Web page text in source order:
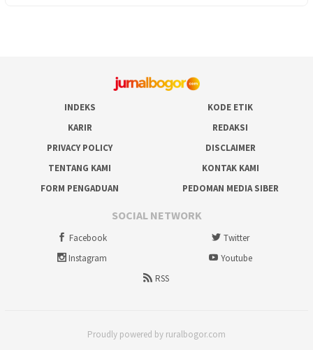
INDEKS
KODE ETIK
KARIR
REDAKSI
PRIVACY POLICY
DISCLAIMER
TENTANG KAMI
KONTAK KAMI
FORM PENGADUAN
PEDOMAN MEDIA SIBER
SOCIAL NETWORK
Facebook
Twitter
Instagram
Youtube
RSS
Proudly powered by ruralbogor.com